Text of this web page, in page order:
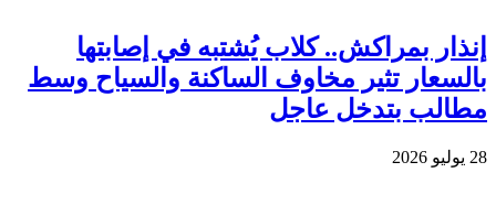
إنذار بمراكش.. كلاب يُشتبه في إصابتها
بالسعار تثير مخاوف الساكنة والسياح وسط
مطالب بتدخل عاجل
28 يوليو 2026